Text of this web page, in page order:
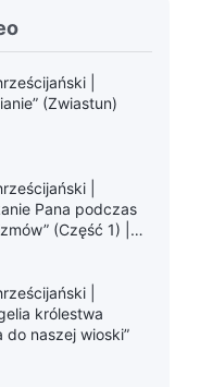
|
(Zwiastun)
|
Pana podczas
(Część 1) |
|
królestwa
do naszej wioski”